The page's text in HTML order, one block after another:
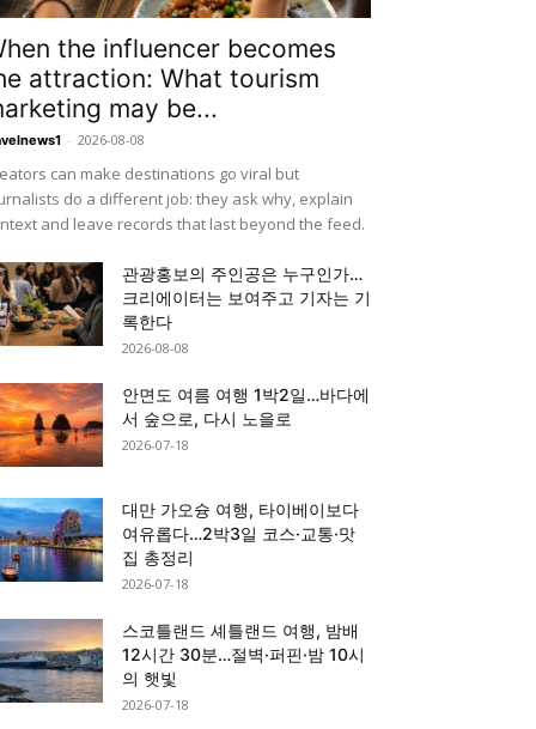
the influencer becomes
attraction: What tourism
may be...
- 2026-08-08
can make destinations go viral but
do a different job: they ask why, explain
and leave records that last beyond the feed.
관광홍보의 주인공은 누구인가…
크리에이터는 보여주고 기자는 기
록한다
2026-08-08
안면도 여름 여행 1박2일…바다에
서 숲으로, 다시 노을로
2026-07-18
대만 가오슝 여행, 타이베이보다
여유롭다…2박3일 코스·교통·맛
집 총정리
2026-07-18
스코틀랜드 셰틀랜드 여행, 밤배
12시간 30분…절벽·퍼핀·밤 10시
의 햇빛
2026-07-18